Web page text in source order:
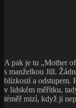
A pak je tu „Mother
s manželkou Jill.
blízkostí a odstupem.
v lidském měřítku,
téměř mizí, když ji